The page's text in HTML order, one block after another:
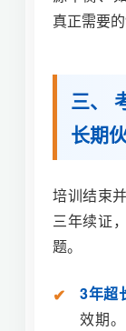
真正需要的
三、
长期
培训结束
三年续证
题。
3年超
效期